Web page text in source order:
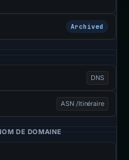
Archived
DNS
ASN /Itinéraire
DE DOMAINE